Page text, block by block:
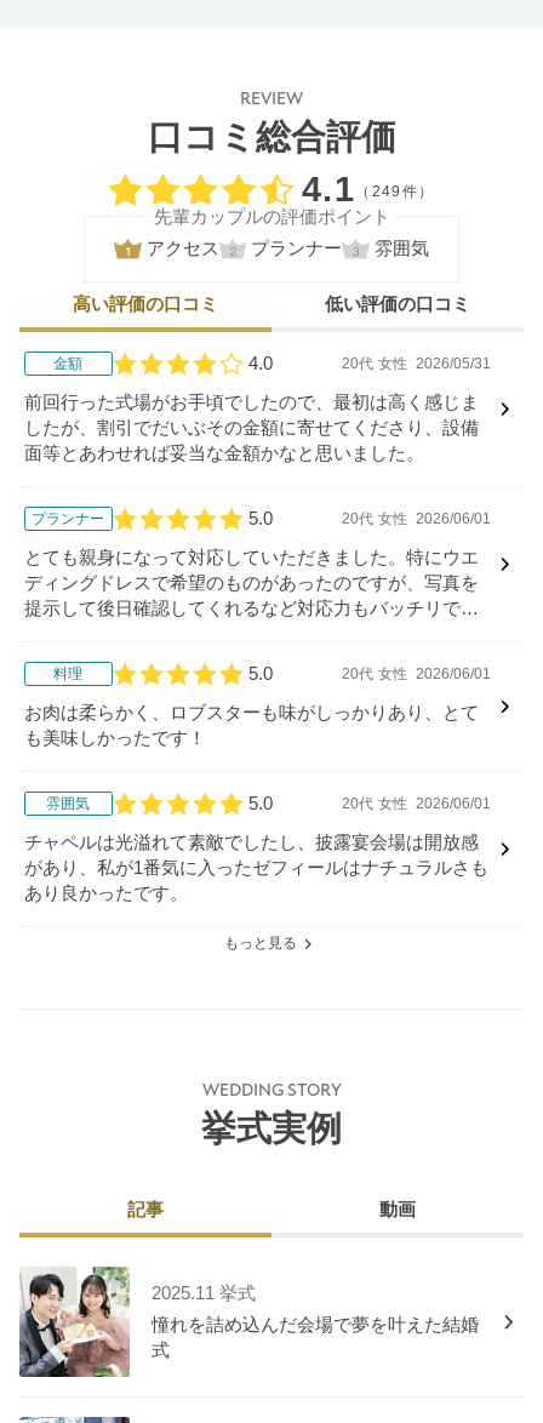
REVIEW
口コミ総合評価
口コミ評価
4.1 （249件）
先輩カップルの評価ポイント
アクセス
プランナー 雰囲気
高い評価の口コミ 低い評価の口コミ
金額
口コミ評価
4.0 20代 女性 2026/05/31
前回行った式場がお手頃でしたので、最初は高く感じま
したが、割引でだいぶその金額に寄せてくださり、設備
面等とあわせれば妥当な金額かなと思いました。
プランナー
口コミ評価
5.0 20代 女性 2026/06/01
とても親身になって対応していただきました。特にウエ
ディングドレスで希望のものがあったのですが、写真を
提示して後日確認してくれるなど対応力もバッチリでし
料理
口コミ評価
5.0 20代 女性 2026/06/01
お肉は柔らかく、ロブスターも味がしっかりあり、とて
も美味しかったです！
雰囲気
口コミ評価
5.0 20代 女性 2026/06/01
チャペルは光溢れて素敵でしたし、披露宴会場は開放感
があり、私が1番気に入ったゼフィールはナチュラルさも
あり良かったです。
もっと見る
WEDDING STORY
挙式実例
記事 動画
2025.11 挙式
憧れを詰め込んだ会場で夢を叶えた結婚
式